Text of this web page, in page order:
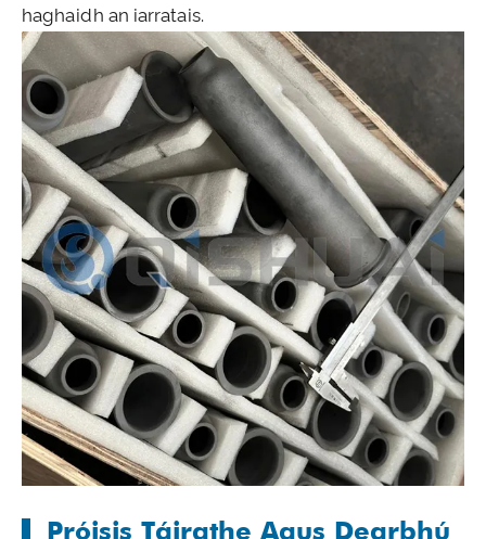
haghaidh an iarratais.
Próisis Táirgthe Agus Dearbhú